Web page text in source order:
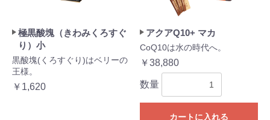
極黒酸塊（きわみくろすぐ
り）小
黒酸塊(くろすぐり)はベリーの
王様。
￥1,620
アクアQ10+ マカ
CoQ10は水の時代へ。
￥38,880
数量
カートに入れる